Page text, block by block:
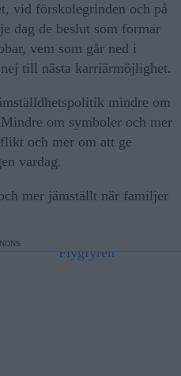
vid förskolegrinden och på
dag de beslut som formar
vem som går ned i
till nästa karriärmöjlighet.
mindre om
om symboler och mer
och mer om att ge
vardag.
mer jämställt när familjer